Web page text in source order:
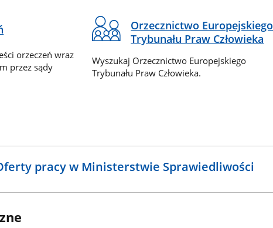
orzeczeń wraz
przez sądy
Orzecznictwo Europejskiego
Trybunału Praw Człowieka
Wyszukaj Orzecznictwo Europejskiego
Trybunału Praw Człowieka.
pracy w Ministerstwie Sprawiedliwości